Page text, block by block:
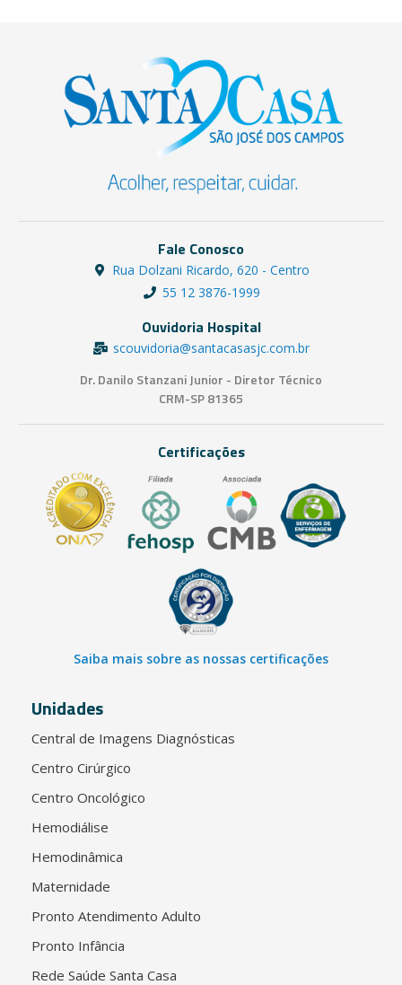
Fale Conosco
Rua Dolzani Ricardo, 620 - Centro
55 12 3876-1999
Ouvidoria Hospital
scouvidoria@santacasasjc.com.br
Dr. Danilo Stanzani Junior - Diretor Técnico
CRM-SP 81365
Certificações
Saiba mais sobre as nossas certificações
Unidades
Central de Imagens Diagnósticas
Centro Cirúrgico
Centro Oncológico
Hemodiálise
Hemodinâmica
Maternidade
Pronto Atendimento Adulto
Pronto Infância
Rede Saúde Santa Casa